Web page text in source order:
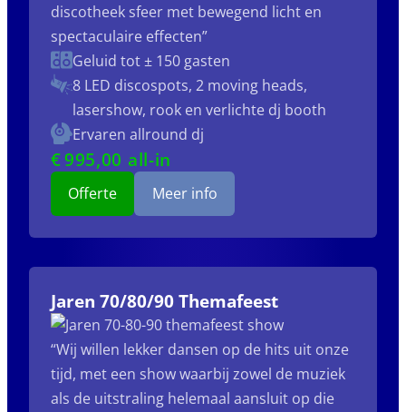
discotheek sfeer met bewegend licht en
spectaculaire effecten”
Geluid tot ± 150 gasten
8 LED discospots, 2 moving heads,
lasershow, rook en verlichte dj booth
Ervaren allround dj
€995,00 all-in
Offerte Meer info
Jaren 70/80/90 Themafeest
“Wij willen lekker dansen op de hits uit onze
tijd, met een show waarbij zowel de muziek
als de uitstraling helemaal aansluit op die